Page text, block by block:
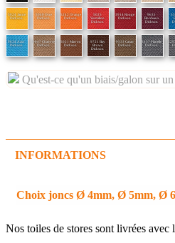
5024 Jaune
Dickson
5040 Ocre
Dickson
5242 Orange
Dickson
5025
Vermillon
Dickson
3914 Rouge
Dickson
9631
Bordeaux
Dickson
9634 Azur
Dickson
9647 Chanvre
Dickson
5021 Marron
Dickson
9721 Bay
Brown
Dickson
9533 Cacao
Dickson
5137 Flanelle
Dickson
Qu'est-ce qu'un biais/galon sur
INFORMATIONS
Choix joncs Ø 4mm, Ø 5mm, Ø
Nos toiles de stores sont livrées avec